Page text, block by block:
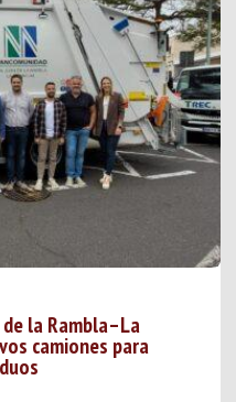
de la Rambla–La
camiones para